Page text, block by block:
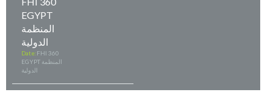
EGYPT
المنظمة
الدولية
Date:FHI 360
EGYPT المنظمة
الدولية